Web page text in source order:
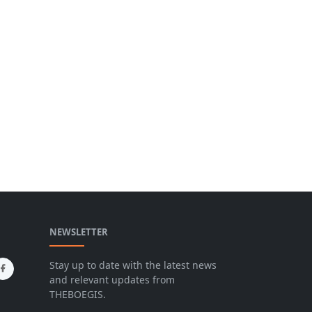
NEWSLETTER
Stay up to date with the latest news
and relevant updates from
THEBOEGIS.